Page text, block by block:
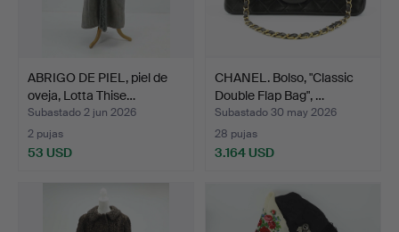
ABRIGO DE PIEL, piel de
oveja, Lotta Thise…
Subastado 2 jun 2026
2 pujas
53 USD
CHANEL. Bolso, "Classic
Double Flap Bag", …
Subastado 30 may 2026
28 pujas
3.164 USD